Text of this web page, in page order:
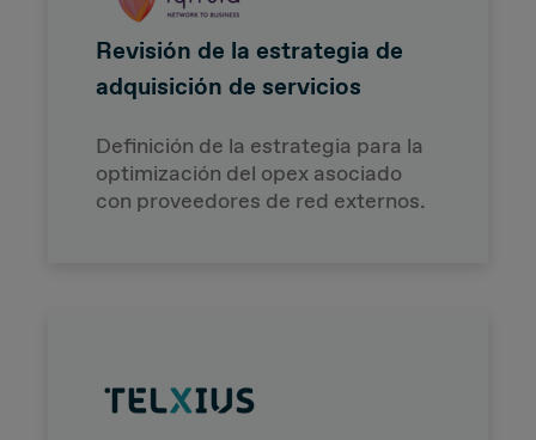
Revisión de la estrategia de
adquisición de servicios
Definición de la estrategia para la
optimización del opex asociado
con proveedores de red externos.